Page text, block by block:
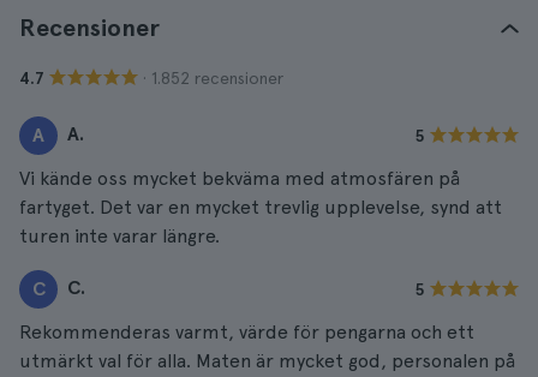
Recensioner
4.7 · 1.852 recensioner
A A. 5
Vi kände oss mycket bekväma med atmosfären på
fartyget. Det var en mycket trevlig upplevelse, synd att
turen inte varar längre.
C C. 5
Rekommenderas varmt, värde för pengarna och ett
utmärkt val för alla. Maten är mycket god, personalen på